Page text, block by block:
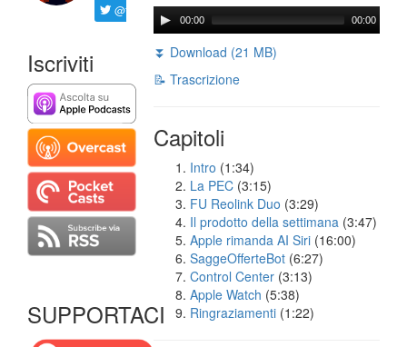
@ftrava
Iscriviti
SUPPORTACI
00:00 00:00
⏬ Download (21 MB)
📝 Trascrizione
Capitoli
Intro (1:34)
La PEC (3:15)
FU Reolink Duo (3:29)
Il prodotto della settimana (3:47)
Apple rimanda AI Siri (16:00)
SaggeOfferteBot (6:27)
Control Center (3:13)
Apple Watch (5:38)
Ringraziamenti (1:22)